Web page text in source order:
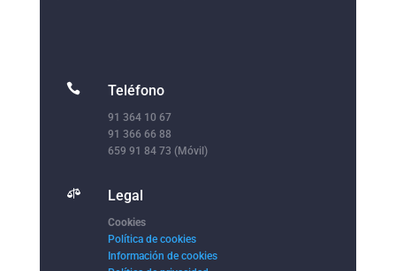
 Teléfono
91 364 10 67
91 366 66 88
659 91 84 73 (Móvil)
 Legal
Cookies
Política de cookies
Información de cookies